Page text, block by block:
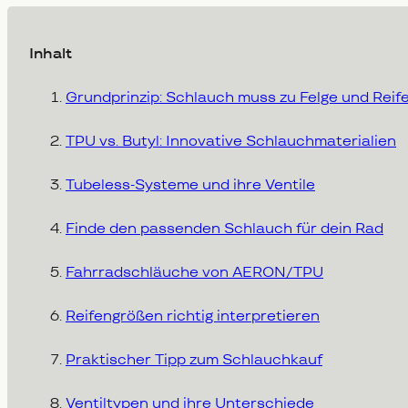
Inhalt
Grundprinzip: Schlauch muss zu Felge und
TPU vs. Butyl: Innovative Schlauchmaterialien
Tubeless-Systeme und ihre Ventile
Finde den passenden Schlauch für dein Rad
Fahrradschläuche von AERON/TPU
Reifengrößen richtig interpretieren
Praktischer Tipp zum Schlauchkauf
Ventiltypen und ihre Unterschiede